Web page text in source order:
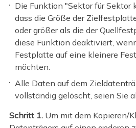
Die Funktion "Sektor für Sektor
dass die Größe der
oder größer als die der
diese Funktion deaktiviert,
Festplatte auf eine kleinere
möchten.
Alle Daten auf dem
vollständig gelöscht, seien Sie
Schritt 1. Um mit dem Kopieren/